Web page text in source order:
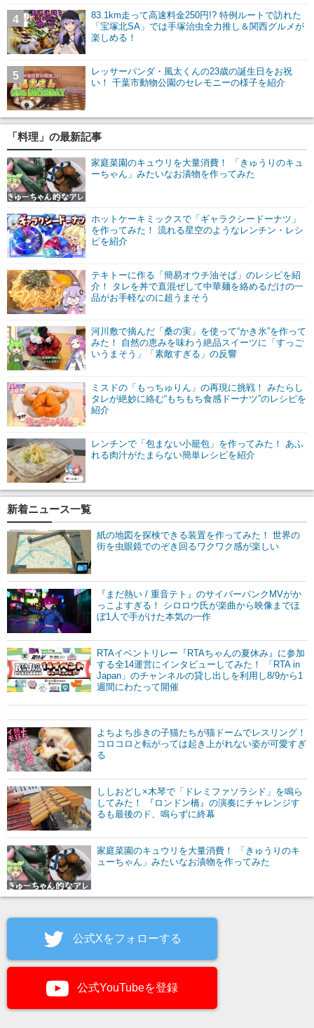
83.1km走って高速料金250円!? 特例ルートで訪れた
「宝塚北SA」では手塚治虫全力推し＆関西グルメが
楽しめる！
4
レッサーパンダ・風太くんの23歳の誕生日をお祝
い！ 千葉市動物公園のセレモニーの様子を紹介
5
「料理」の最新記事
家庭菜園のキュウリを大量消費！ 「きゅうりのキュ
ーちゃん」みたいなお漬物を作ってみた
ホットケーキミックスで「ギャラクシードーナツ」
を作ってみた！ 流れる星空のようなレンチン・レシ
ピを紹介
テキトーに作る「簡易オウチ油そば」のレシピを紹
介！ タレを丼で直混ぜして中華麺を絡めるだけの一
品がお手軽なのに超うまそう
河川敷で摘んだ「桑の実」を使って“かき氷”を作って
みた！ 自然の恵みを味わう絶品スイーツに「すっご
いうまそう」「素敵すぎる」の反響
ミスドの「もっちゅりん」の再現に挑戦！ みたらし
タレが絶妙に絡む“もちもち食感ドーナツ”のレシピを
紹介
レンチンで「包まない小籠包」を作ってみた！ あふ
れる肉汁がたまらない簡単レシピを紹介
新着ニュース一覧
紙の地図を探検できる装置を作ってみた！ 世界の
街を虫眼鏡でのぞき回るワクワク感が楽しい
『まだ熱い / 重音テト』のサイバーパンクMVがか
っこよすぎる！ シロロウ氏が楽曲から映像までほ
ぼ1人で手がけた本気の一作
RTAイベントリレー『RTAちゃんの夏休み』に参加
する全14運営にインタビューしてみた！ 「RTA in
Japan」のチャンネルの貸し出しを利用し8/9から1
週間にわたって開催
よちよち歩きの子猫たちが猫ドームでレスリング！
コロコロと転がっては起き上がれない姿が可愛すぎ
る
ししおどし×木琴で「ドレミファソラシド」を鳴ら
してみた！ 『ロンドン橋』の演奏にチャレンジす
るも最後のド、鳴らずに終幕
家庭菜園のキュウリを大量消費！ 「きゅうりのキ
ューちゃん」みたいなお漬物を作ってみた
公式Xをフォローする
公式YouTubeを登録